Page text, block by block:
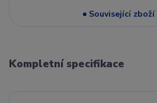
Související zboží
Kompletní specifikace